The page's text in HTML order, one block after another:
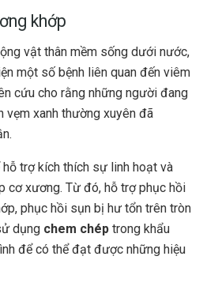
khớp
vật thân mềm sống dưới nước,
một số bệnh liên quan đến viêm
cứu cho rằng những người đang
vẹm xanh thường xuyên đã
trợ kích thích sự linh hoạt và
cơ xương. Từ đó, hỗ trợ phục hồi
phục hồi sụn bị hư tổn trên tròn
dụng chem chép trong khẩu
để có thể đạt được những hiệu